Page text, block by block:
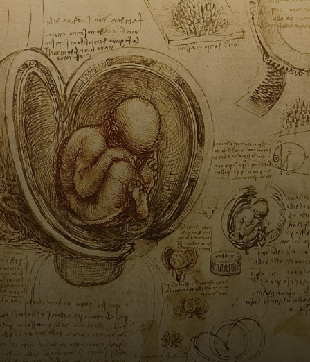
un environnement
raffiné, où il
développa ses
passions pour
l'art et les
sciences,